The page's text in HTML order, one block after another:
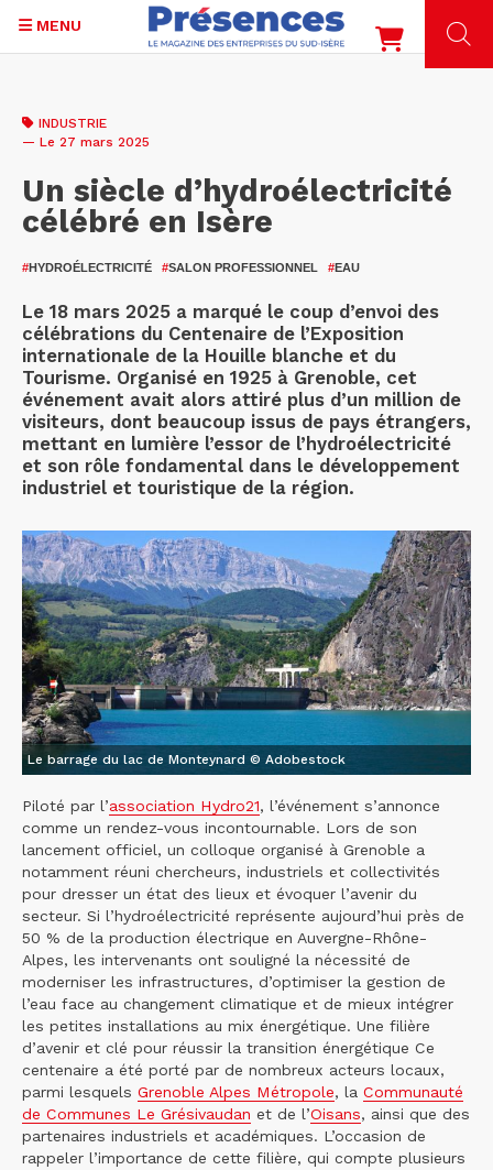
contenu
MENU
INDUSTRIE
— Le 27 mars 2025
Un siècle d’hydroélectricité
célébré en Isère
#HYDROÉLECTRICITÉ #SALON PROFESSIONNEL #EAU
Le 18 mars 2025 a marqué le coup d’envoi des
célébrations du Centenaire de l’Exposition
internationale de la Houille blanche et du
Tourisme. Organisé en 1925 à Grenoble, cet
événement avait alors attiré plus d’un million de
visiteurs, dont beaucoup issus de pays étrangers,
mettant en lumière l’essor de l’hydroélectricité
et son rôle fondamental dans le développement
industriel et touristique de la région.
Le barrage du lac de Monteynard © Adobestock
Piloté par l’association Hydro21, l’événement s’annonce
comme un rendez-vous incontournable. Lors de son
lancement officiel, un colloque organisé à Grenoble a
notamment réuni chercheurs, industriels et collectivités
pour dresser un état des lieux et évoquer l’avenir du
secteur. Si l’hydroélectricité représente aujourd’hui près de
50 % de la production électrique en Auvergne-Rhône-
Alpes, les intervenants ont souligné la nécessité de
moderniser les infrastructures, d’optimiser la gestion de
l’eau face au changement climatique et de mieux intégrer
les petites installations au mix énergétique. Une filière
d’avenir et clé pour réussir la transition énergétique Ce
centenaire a été porté par de nombreux acteurs locaux,
parmi lesquels Grenoble Alpes Métropole, la Communauté
de Communes Le Grésivaudan et de l’Oisans, ainsi que des
partenaires industriels et académiques. L’occasion de
rappeler l’importance de cette filière, qui compte plusieurs